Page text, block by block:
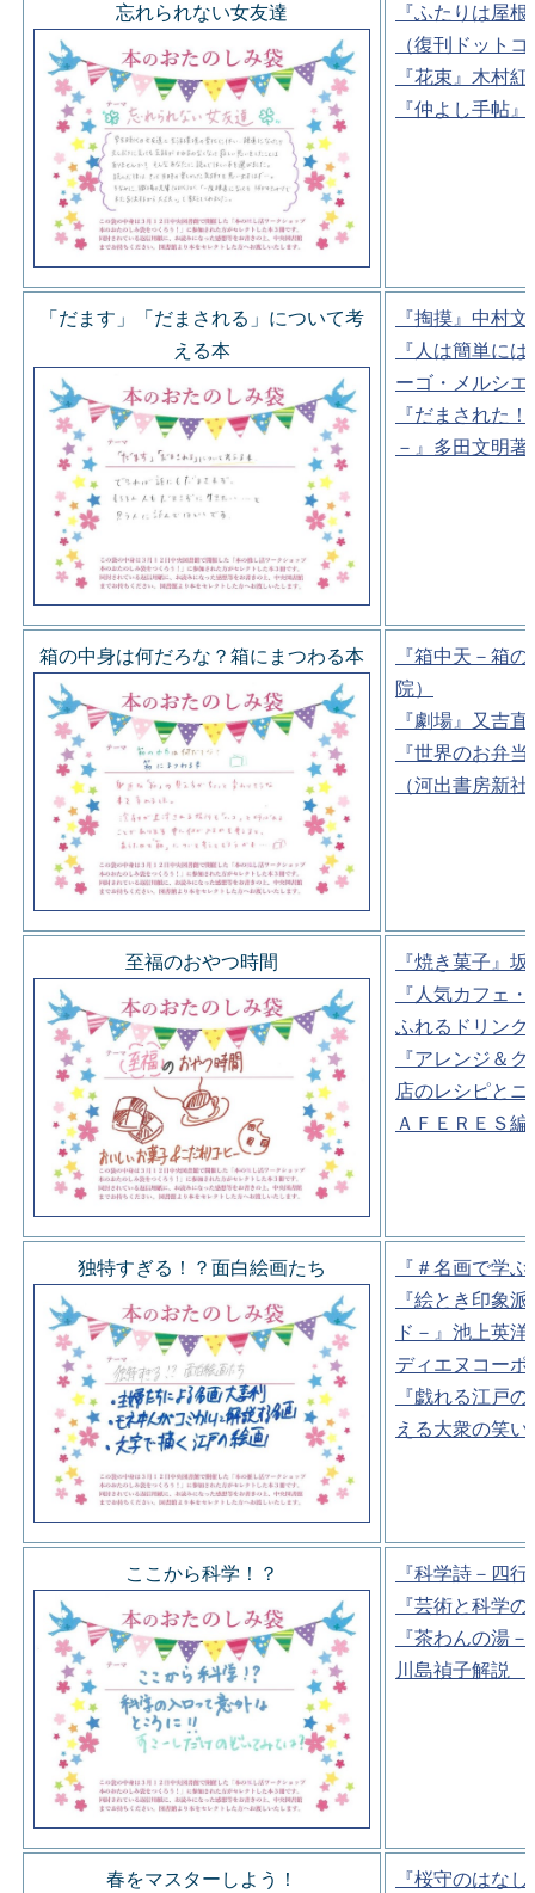
忘れられない女友達
『ふたりは屋
（復刊ドット
『花束』木村
『仲よし手帖
「だます」「だまされる」について考
える本
『掏摸』中村
『人は簡単に
ーゴ・メルシ
『だまされた
－』多田文明
箱の中身は何だろな？箱にまつわる本
『箱中天－箱
院）
『劇場』又吉
『世界のお弁
（河出書房新社
至福のおやつ時間
『焼き菓子』
『人気カフェ
ふれるドリン
『アレンジ＆
店のレシピと
ＡＦＥＲＥＳ
独特すぎる！？面白絵画たち
『＃名画で学
『絵とき印象
ド－』池上英
ディエヌコー
『戯れる江戸
える大衆の笑
ここから科学！？
『科学詩－四
『芸術と科学
『茶わんの湯
川島禎子解説
春をマスターしよう！ 『桜守のはな